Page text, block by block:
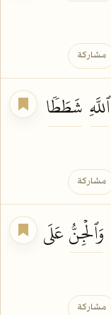
مشاركة
ٱللَّهِ شَطَطٗا
مشاركة
وَٱلۡجِنُّعَلَى
مشاركة